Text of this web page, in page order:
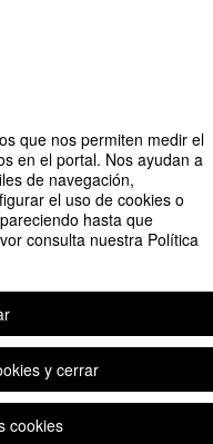
que nos permiten medir el
en el portal. Nos ayudan a
de navegación,
el uso de cookies o
hasta que
consulta nuestra Política
y cerrar
cookies
Symposium